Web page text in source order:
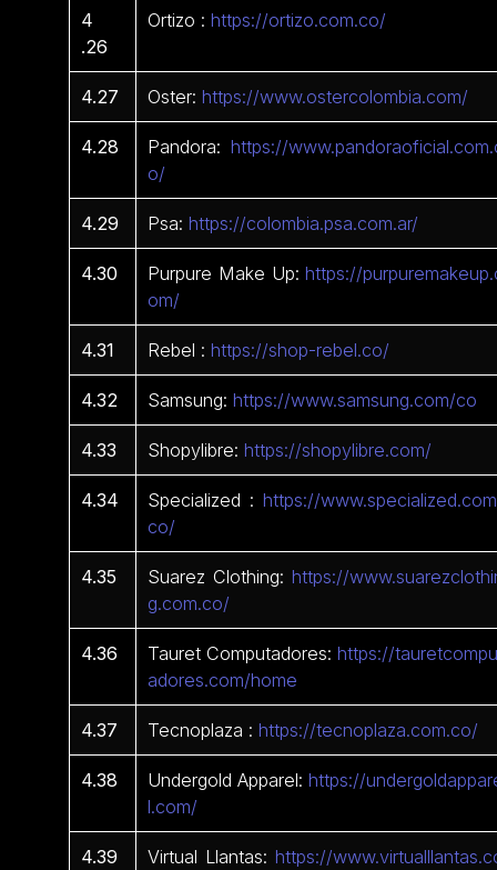
4
.26
Ortizo :https://ortizo.com.co/
4.27 Oster:https://www.ostercolombia.com/
4.28 Pandora:https://
o/
4.29 Psa:https://colombia.psa.com.ar/
4.30 Purpure Make Up:https://
om/
4.31 Rebel :https://shop-rebel.co/
4.32 Samsung:https://www.samsung.com/co
4.33 Shopylibre:https://shopylibre.com/
4.34 Specialized :https://
co/
4.35 Suarez Clothing:https://
g.com.co/
4.36 Tauret Computadores:https://
adores.com/home
4.37 Tecnoplaza :https://tecnoplaza.com.co/
4.38 Undergold Apparel:https://
l.com/
4.39 Virtual Llantas:https://